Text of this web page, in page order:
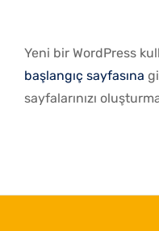
Yeni bir WordPress
başlangıç sayfasına
sayfalarınızı